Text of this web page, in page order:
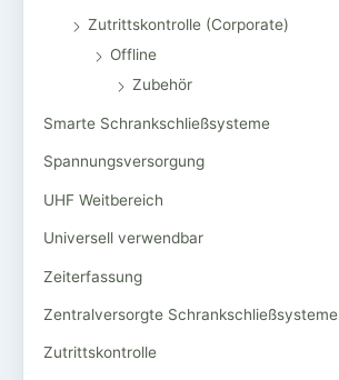
Zutrittskontrolle (Corporate)
Offline
Zubehör
Smarte Schrankschließsysteme
Spannungsversorgung
UHF Weitbereich
Universell verwendbar
Zeiterfassung
Zentralversorgte Schrankschließsysteme
Zutrittskontrolle